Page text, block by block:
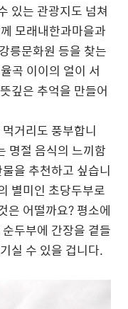
있는 관광지도 넘쳐
모래내한과마을과
릉문화원 등을 찾는
곡 이이의 얼이 서
깊은 추억을 만들어
거리도 풍부합니
명절 음식의 느끼함
을 추천하고 싶습니
별미인 초당두부로
은 어떨까요? 평소에
두부에 간장을 곁들
실 수 있을 겁니다.